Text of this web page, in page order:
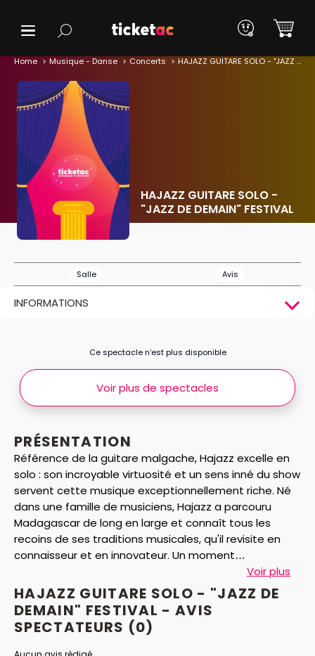
Home Musique - Danse Concerts HAJAZZ GUITARE SOLO - "JAZZ DE DEMAIN" FESTIVAL
HAJAZZ GUITARE SOLO -
"JAZZ DE DEMAIN" FESTIVAL
Salle Avis
INFORMATIONS
PRÉSENTATION
Référence de la guitare malgache, Hajazz excelle en
solo : son incroyable virtuosité et un sens inné du show
servent cette musique exceptionnellement riche. Né
dans une famille de musiciens, Hajazz a parcouru
Madagascar de long en large et connaît tous les
recoins de ses traditions musicales, qu'il revisite en
connaisseur et en innovateur. Un moment
exceptionnel et inoubliable pour un artiste rare.Voir plus
Ce spectacle n’est plus disponible
Voir plus de spectacles
HAJAZZ GUITARE SOLO - "JAZZ DE
DEMAIN" FESTIVAL - AVIS
SPECTATEURS (0)